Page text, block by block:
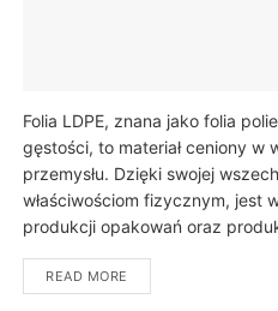
Folia LDPE, znana jako folia
gęstości, to materiał ceniony w
przemysłu. Dzięki swojej
właściwościom fizycznym, jest
produkcji opakowań oraz
READ MORE